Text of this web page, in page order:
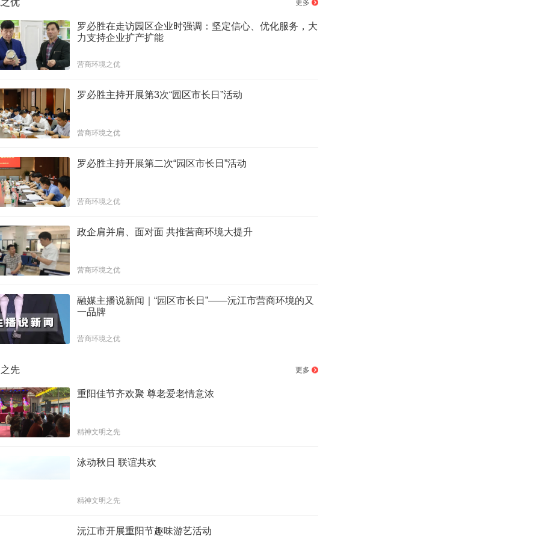
优 更多
罗必胜在走访园区企业时强调：坚定信心、优化服务，大
力支持企业扩产扩能
营商环境之优
罗必胜主持开展第3次“园区市长日”活动
营商环境之优
罗必胜主持开展第二次“园区市长日”活动
营商环境之优
政企肩并肩、面对面 共推营商环境大提升
营商环境之优
融媒主播说新闻｜“园区市长日”——沅江市营商环境的又
一品牌
营商环境之优
先 更多
重阳佳节齐欢聚 尊老爱老情意浓
精神文明之先
泳动秋日 联谊共欢
精神文明之先
沅江市开展重阳节趣味游艺活动